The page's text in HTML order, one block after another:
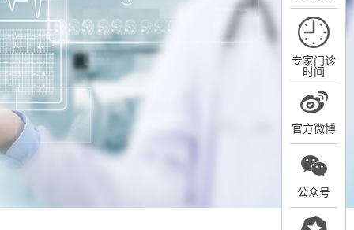
专家门诊
时间
官方微博
公众号